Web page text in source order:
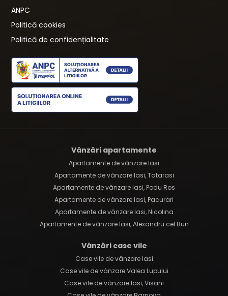
ANPC
Politică cookies
Politică de confidențialitate
Vânzări apartamente
Apartamente de vânzare Iasi
Apartamente de vânzare Iasi, Tatarasi
Apartamente de vânzare Iasi, Podu Ros
Apartamente de vânzare Iasi, Pacurari
Apartamente de vânzare Iasi, Nicolina
Apartamente de vânzare Iasi, Alexandru cel Bun
Vânzări case vile
Case vile de vânzare Iasi
Case vile de vânzare Valea Lupului
Case vile de vânzare Iasi, Visani